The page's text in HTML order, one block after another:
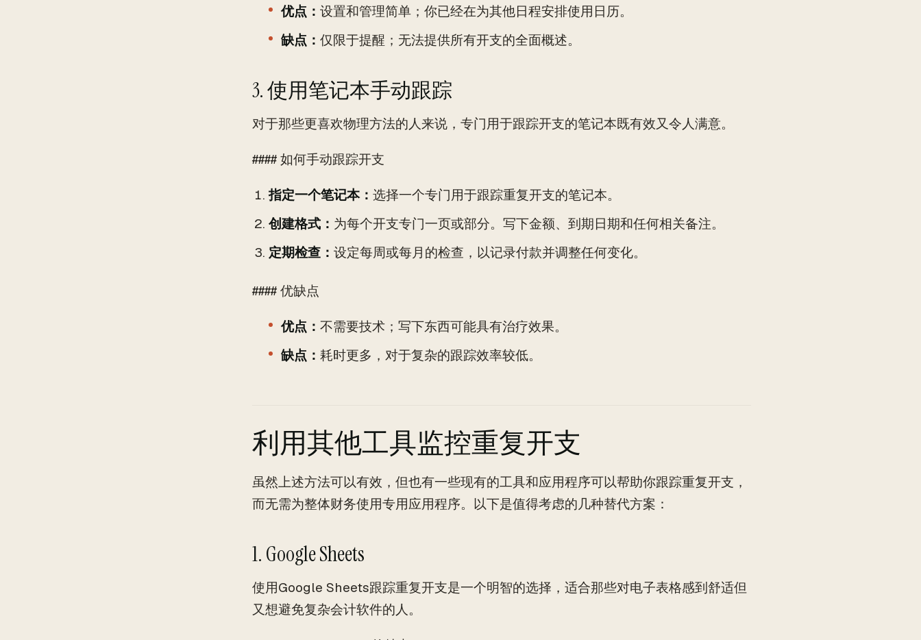
优点： 设置和管理简单；你已经在为其他日程安排使用日历。
缺点： 仅限于提醒；无法提供所有开支的全面概述。
3. 使用笔记本手动跟踪
对于那些更喜欢物理方法的人来说，专门用于跟踪开支的笔记本既有效又令人满意。
#### 如何手动跟踪开支
指定一个笔记本： 选择一个专门用于跟踪重复开支的笔记本。
创建格式： 为每个开支专门一页或部分。写下金额、到期日期和任何相关备注。
定期检查： 设定每周或每月的检查，以记录付款并调整任何变化。
#### 优缺点
优点： 不需要技术；写下东西可能具有治疗效果。
缺点： 耗时更多，对于复杂的跟踪效率较低。
利用其他工具监控重复开支
虽然上述方法可以有效，但也有一些现有的工具和应用程序可以帮助你跟踪重复开支，
而无需为整体财务使用专用应用程序。以下是值得考虑的几种替代方案：
1. Google Sheets
使用Google Sheets跟踪重复开支是一个明智的选择，适合那些对电子表格感到舒适但
又想避免复杂会计软件的人。